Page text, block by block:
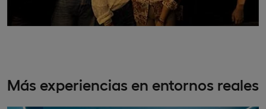
Más experiencias en entornos reales